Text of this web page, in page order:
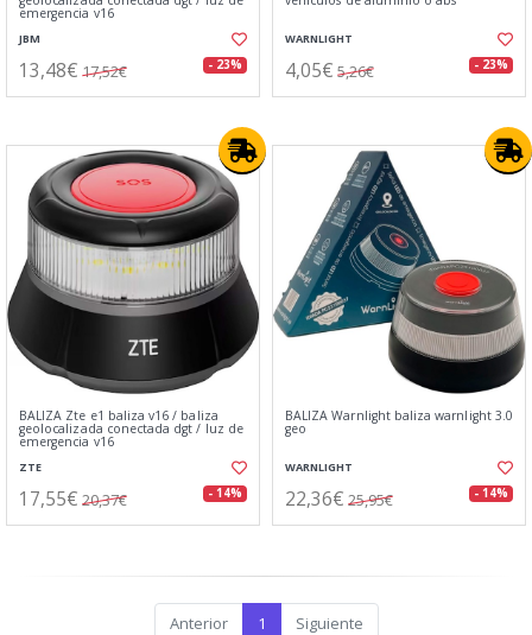
emergencia v16
JBM
13,48€ 17,52€ - 23%
WARNLIGHT
4,05€ 5,26€ - 23%
BALIZA Zte e1 baliza v16 / baliza
geolocalizada conectada dgt / luz de
emergencia v16
ZTE
17,55€ 20,37€ - 14%
BALIZA Warnlight baliza warnlight 3.0
geo
WARNLIGHT
22,36€ 25,95€ - 14%
Anterior 1 Siguiente